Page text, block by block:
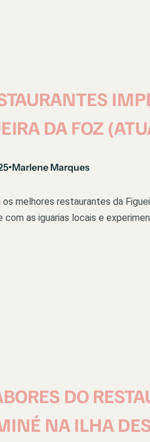
DA FOZ
•Marlene Marques
melhores restaurantes da
com as iguarias locais e
DO
NA ILHA